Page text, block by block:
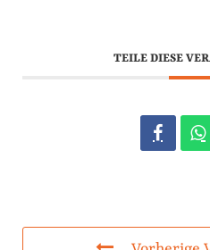
TEILE DIESE